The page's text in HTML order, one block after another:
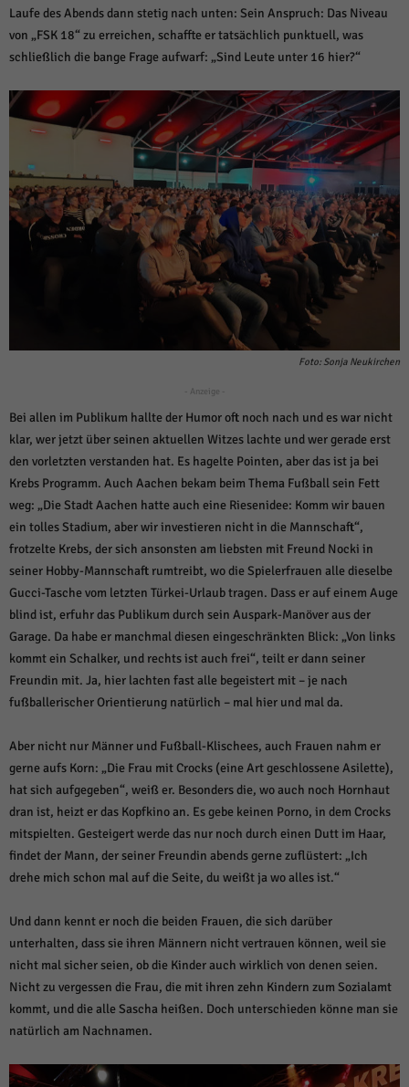
Laufe des Abends dann stetig nach unten: Sein Anspruch: Das Niveau
von „FSK 18“ zu erreichen, schaffte er tatsächlich punktuell, was
schließlich die bange Frage aufwarf: „Sind Leute unter 16 hier?“
Foto: Sonja Neukirchen
- Anzeige -
Bei allen im Publikum hallte der Humor oft noch nach und es war nicht
klar, wer jetzt über seinen aktuellen Witzes lachte und wer gerade erst
den vorletzten verstanden hat. Es hagelte Pointen, aber das ist ja bei
Krebs Programm. Auch Aachen bekam beim Thema Fußball sein Fett
weg: „Die Stadt Aachen hatte auch eine Riesenidee: Komm wir bauen
ein tolles Stadium, aber wir investieren nicht in die Mannschaft“,
frotzelte Krebs, der sich ansonsten am liebsten mit Freund Nocki in
seiner Hobby-Mannschaft rumtreibt, wo die Spielerfrauen alle dieselbe
Gucci-Tasche vom letzten Türkei-Urlaub tragen. Dass er auf einem Auge
blind ist, erfuhr das Publikum durch sein Auspark-Manöver aus der
Garage. Da habe er manchmal diesen eingeschränkten Blick: „Von links
kommt ein Schalker, und rechts ist auch frei“, teilt er dann seiner
Freundin mit. Ja, hier lachten fast alle begeistert mit – je nach
fußballerischer Orientierung natürlich – mal hier und mal da.
Aber nicht nur Männer und Fußball-Klischees, auch Frauen nahm er
gerne aufs Korn: „Die Frau mit Crocks (eine Art geschlossene Asilette),
hat sich aufgegeben“, weiß er. Besonders die, wo auch noch Hornhaut
dran ist, heizt er das Kopfkino an. Es gebe keinen Porno, in dem Crocks
mitspielten. Gesteigert werde das nur noch durch einen Dutt im Haar,
findet der Mann, der seiner Freundin abends gerne zuflüstert: „Ich
drehe mich schon mal auf die Seite, du weißt ja wo alles ist.“
Und dann kennt er noch die beiden Frauen, die sich darüber
unterhalten, dass sie ihren Männern nicht vertrauen können, weil sie
nicht mal sicher seien, ob die Kinder auch wirklich von denen seien.
Nicht zu vergessen die Frau, die mit ihren zehn Kindern zum Sozialamt
kommt, und die alle Sascha heißen. Doch unterschieden könne man sie
natürlich am Nachnamen.
Cookie-Informationen anzeigen
powered by Borlabs Cookie Datenschutzerklärung Impressum